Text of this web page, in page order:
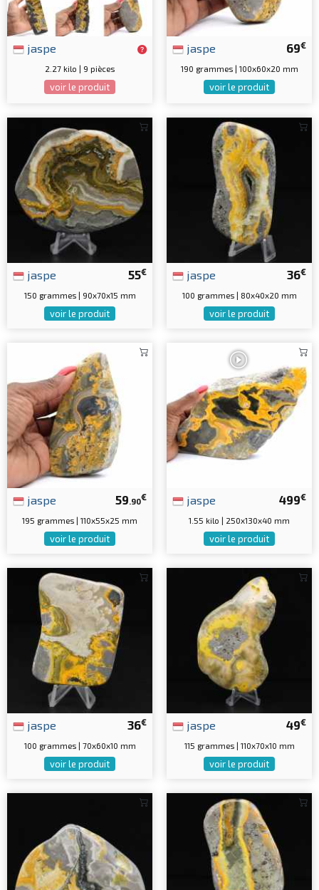
jaspe
2.27 kilo | 9 pièces
voir le produit
69€
jaspe
190 grammes | 100x60x20 mm
voir le produit
55€
jaspe
150 grammes | 90x70x15 mm
voir le produit
36€
jaspe
100 grammes | 80x40x20 mm
voir le produit
59.90€
jaspe
195 grammes | 110x55x25 mm
voir le produit
499€
jaspe
1.55 kilo | 250x130x40 mm
voir le produit
36€
jaspe
100 grammes | 70x60x10 mm
voir le produit
49€
jaspe
115 grammes | 110x70x10 mm
voir le produit